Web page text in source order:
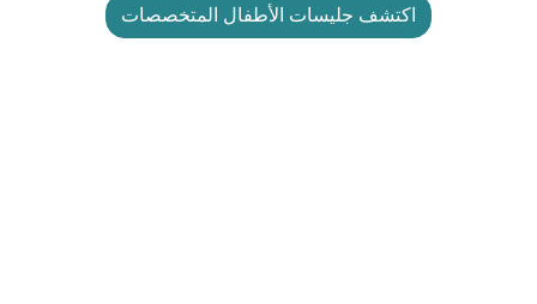
اكتشف جليسات الأطفال المتخصصات